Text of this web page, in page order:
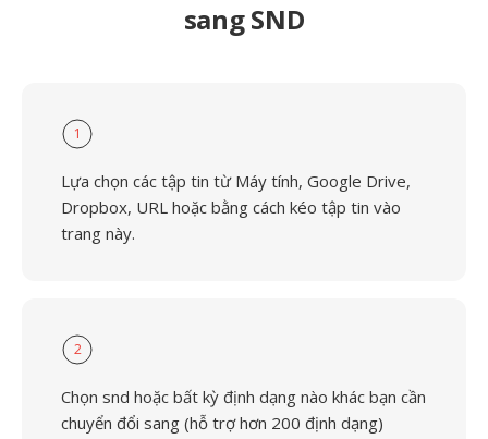
sang SND
1
Lựa chọn các tập tin từ Máy tính, Google Drive,
Dropbox, URL hoặc bằng cách kéo tập tin vào
trang này.
2
Chọn snd hoặc bất kỳ định dạng nào khác bạn cần
chuyển đổi sang (hỗ trợ hơn 200 định dạng)